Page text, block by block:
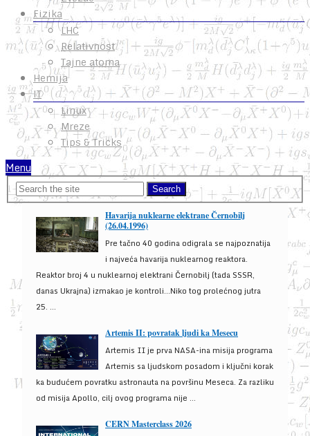
Fizika
LHC
Relativnost
Tajne atoma
Hemija
IT
Linux
Mreze
Tips & Tricks
Menu
Havarija nuklearne elektrane Černobilj
(26.04.1996)
Pre tačno 40 godina odigrala se najpoznatija
i najveća havarija nuklearnog reaktora.
Reaktor broj 4 u nuklearnoj elektrani Černobilj (tada SSSR,
danas Ukrajna) izmakao je kontroli...Niko tog prolećnog jutra
25. ...
Artemis II: povratak ljudi ka Mesecu
Artemis II je prva NASA-ina misija programa
Artemis sa ljudskom posadom i ključni korak
ka budućem povratku astronauta na površinu Meseca. Za razliku
od misija Apollo, cilj ovog programa nije ...
CERN Masterclass 2026